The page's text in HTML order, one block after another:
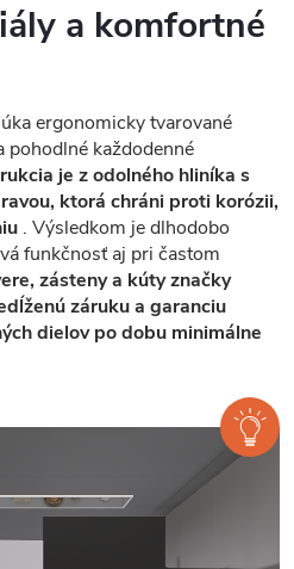
a komfortné
ergonomicky tvarované
každodenné
je z odolného hliníka s
ktorá chráni proti korózii,
. Výsledkom je dlhodobo
funkčnosť aj pri častom
zásteny a kúty značky
záruku a garanciu
dielov po dobu minimálne